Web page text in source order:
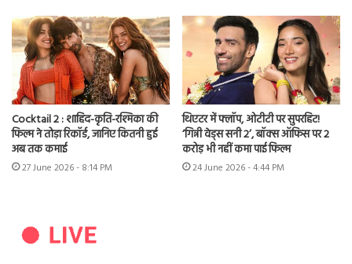
Cocktail 2 : शाहिद-कृति-रश्मिका की
फिल्म ने तोड़ा रिकॉर्ड, जानिए कितनी हुई
अब तक कमाई
27 June 2026 - 8:14 PM
थिएटर में फ्लॉप, ओटीटी पर सुपरहिट!
‘गिन्नी वेड्स सनी 2’, बॉक्स ऑफिस पर 2
करोड़ भी नहीं कमा पाई फिल्म
24 June 2026 - 4:44 PM